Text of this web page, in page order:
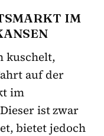
IM
kuschelt,
auf der
im
ist zwar
bietet jedoch